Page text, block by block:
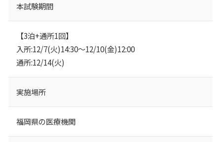
本試験期間
【3泊+通所1回】
入所:12/7(火)14:30～12/10(金)12:00
通所:12/14(火)
実施場所
福岡県の医療機関